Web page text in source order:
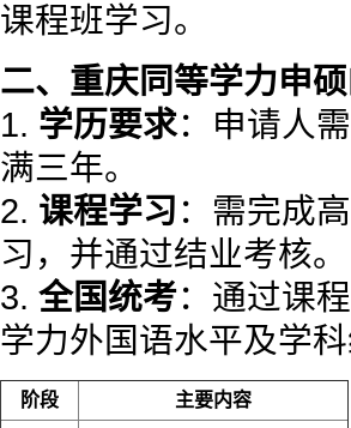
课程班学习。
二、重庆同等学力申
1. 学历要求：申请人
满三年。
2. 课程学习 ：需完成
习，并通过结业考核。
3. 全国统考：通过课
学力外国语水平及学
阶段
主要内容